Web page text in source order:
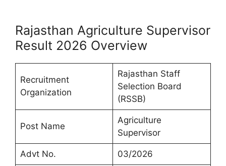
Rajasthan Agriculture Supervisor
Result 2026 Overview
Recruitment
Organization
Rajasthan Staff
Selection Board
(RSSB)
Post Name
Agriculture
Supervisor
Advt No. 03/2026